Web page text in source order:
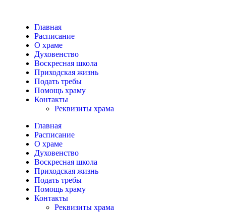
Главная
Расписание
О храме
Духовенство
Воскресная школа
Приходская жизнь
Подать требы
Помощь храму
Контакты
Реквизиты храма
Главная
Расписание
О храме
Духовенство
Воскресная школа
Приходская жизнь
Подать требы
Помощь храму
Контакты
Реквизиты храма